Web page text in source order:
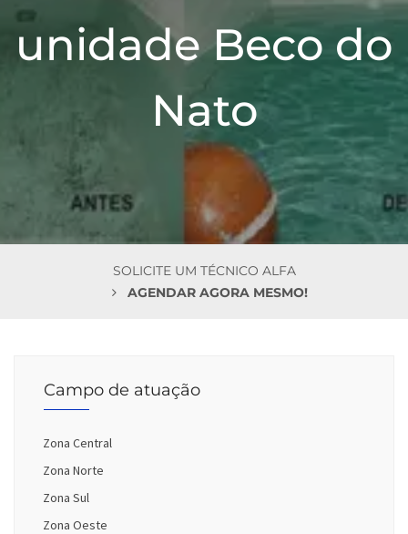
unidade Beco do
Nato
SOLICITE UM TÉCNICO ALFA
AGENDAR AGORA MESMO!
Campo de atuação
Zona Central
Zona Norte
Zona Sul
Zona Oeste